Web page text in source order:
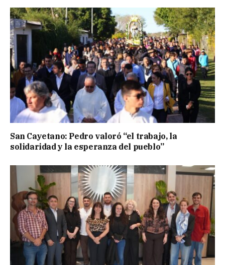
San Cayetano: Pedro valoró “el trabajo, la
solidaridad y la esperanza del pueblo”